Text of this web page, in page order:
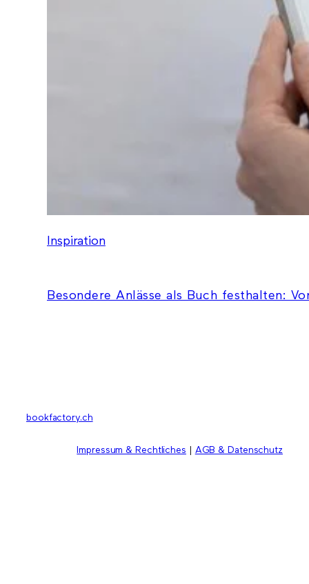
Inspiration
Besondere Anlässe als Buch festhalten:
bookfactory.ch
Impressum & Rechtliches AGB & Datenschutz